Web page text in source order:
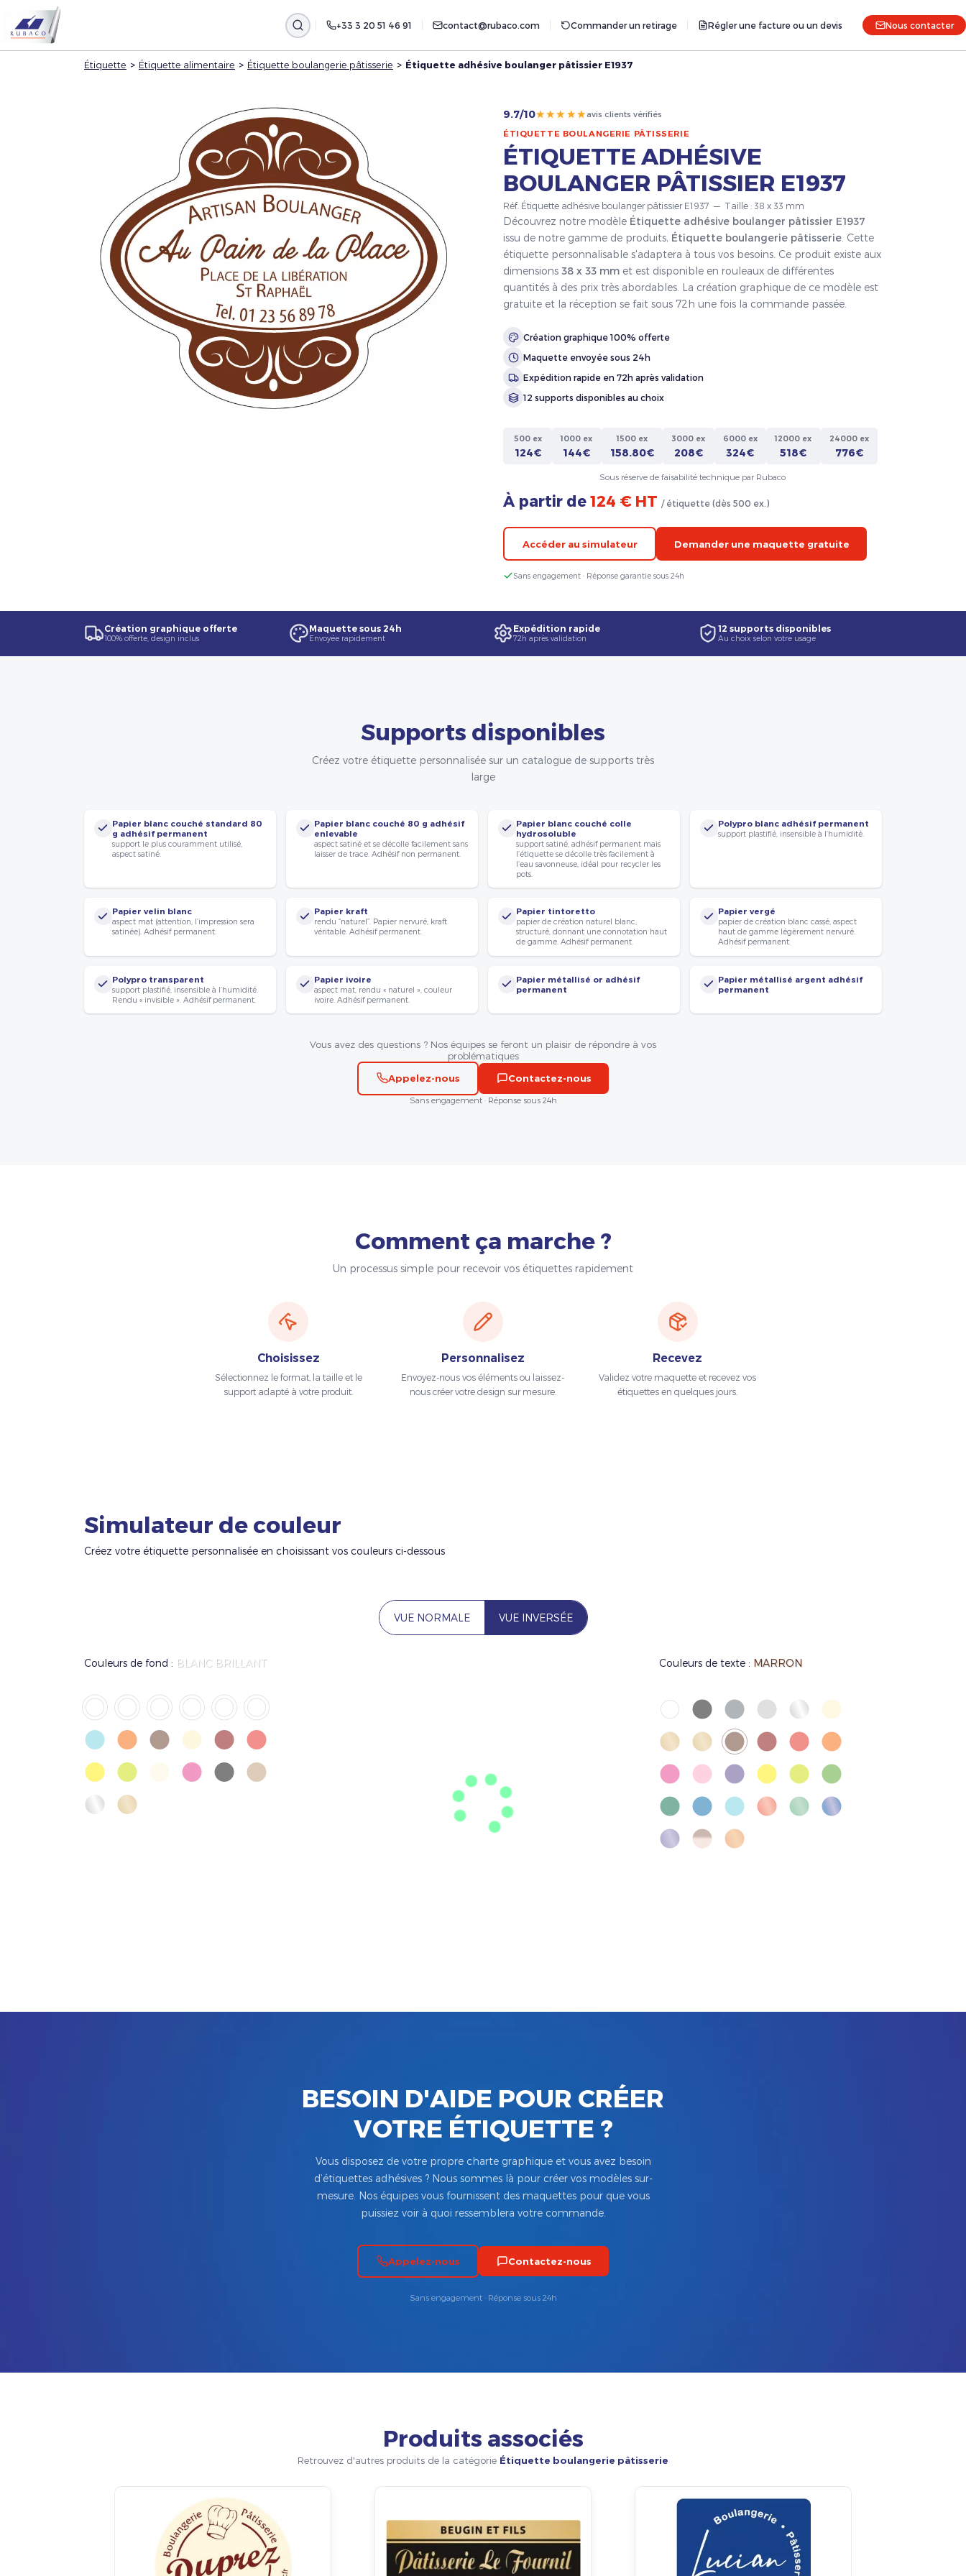
+33 3 20 51 46 91 contact@rubaco.com Commander un retirage Régler une facture ou un devis Nous contacter
Étiquette > Étiquette alimentaire > Étiquette boulangerie pâtisserie > Étiquette adhésive boulanger pâtissier E1937
9.7/10★★★★★avis clients vérifiés
ÉTIQUETTE BOULANGERIE PÂTISSERIE
ÉTIQUETTE ADHÉSIVE
BOULANGER PÂTISSIER E1937
Réf. Étiquette adhésive boulanger pâtissier E1937 — Taille : 38 x 33 mm
Découvrez notre modèle Étiquette adhésive boulanger pâtissier E1937
issu de notre gamme de produits, Étiquette boulangerie pâtisserie . Cette
étiquette personnalisable s'adaptera à tous vos besoins. Ce produit existe aux
dimensions 38 x 33 mm et est disponible en rouleaux de différentes
quantités à des prix très abordables. La création graphique de ce modèle est
gratuite et la réception se fait sous 72h une fois la commande passée.
Création graphique 100% offerte
Maquette envoyée sous 24h
Expédition rapide en 72h après validation
12 supports disponibles au choix
500 ex
124€
1000 ex
144€
1500 ex
158.80€
3000 ex
208€
6000 ex
324€
12000 ex
518€
24000 ex
776€
Sous réserve de faisabilité technique par Rubaco
À partir de 124 € HT / étiquette (dès 500 ex.)
Accéder au simulateur Demander une maquette gratuite
Sans engagement · Réponse garantie sous 24h
Création graphique offerte
100% offerte, design inclus
Maquette sous 24h
Envoyée rapidement
Expédition rapide
72h après validation
12 supports disponibles
Au choix selon votre usage
Supports disponibles
Créez votre étiquette personnalisée sur un catalogue de supports très
large
Papier blanc couché standard 80
g adhésif permanent
support le plus couramment utilisé,
aspect satiné.
Papier blanc couché 80 g adhésif
enlevable
aspect satiné et se décolle facilement sans
laisser de trace. Adhésif non permanent.
Papier blanc couché colle
hydrosoluble
support satiné, adhésif permanent mais
l’étiquette se décolle très facilement à
l’eau savonneuse, idéal pour recycler les
pots.
Polypro blanc adhésif permanent
support plastifié, insensible à l’humidité.
Papier velin blanc
aspect mat (attention, l’impression sera
satinée). Adhésif permanent.
Papier kraft
rendu “naturel”. Papier nervuré, kraft
véritable. Adhésif permanent.
Papier tintoretto
papier de création naturel blanc,
structuré, donnant une connotation haut
de gamme. Adhésif permanent.
Papier vergé
papier de création blanc cassé, aspect
haut de gamme légèrement nervuré.
Adhésif permanent.
Polypro transparent
support plastifié, insensible à l’humidité.
Rendu « invisible ». Adhésif permanent.
Papier ivoire
aspect mat, rendu « naturel », couleur
ivoire. Adhésif permanent.
Papier métallisé or adhésif
permanent
Papier métallisé argent adhésif
permanent
Vous avez des questions ? Nos équipes se feront un plaisir de répondre à vos
problématiques
Appelez-nous
Contactez-nous
Sans engagement · Réponse sous 24h
Comment ça marche ?
Un processus simple pour recevoir vos étiquettes rapidement
Choisissez
Sélectionnez le format, la taille et le
support adapté à votre produit.
Personnalisez
Envoyez-nous vos éléments ou laissez-
nous créer votre design sur mesure.
Recevez
Validez votre maquette et recevez vos
étiquettes en quelques jours.
Simulateur de couleur
Créez votre étiquette personnalisée en choisissant vos couleurs ci-dessous
VUE NORMALE VUE INVERSÉE
Couleurs de fond : BLANC BRILLANT Couleurs de texte : MARRON
BESOIN D'AIDE POUR CRÉER
VOTRE ÉTIQUETTE ?
Vous disposez de votre propre charte graphique et vous avez besoin
d’étiquettes adhésives ? Nous sommes là pour créer vos modèles sur-
mesure. Nos équipes vous fournissent des maquettes pour que vous
puissiez voir à quoi ressemblera votre commande.
Appelez-nous Contactez-nous
Sans engagement · Réponse sous 24h
Produits associés
Retrouvez d'autres produits de la catégorie Étiquette boulangerie pâtisserie